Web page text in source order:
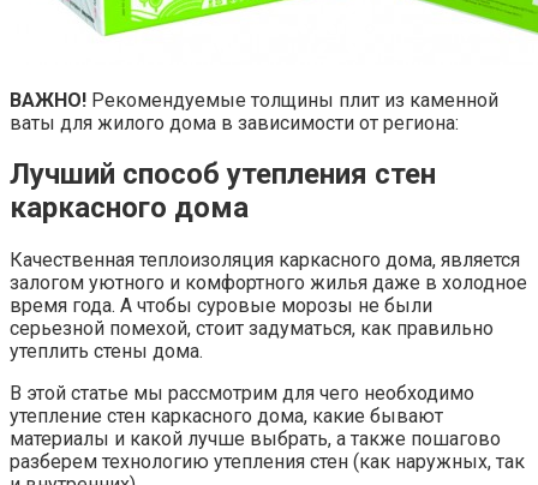
ВАЖНО! Рекомендуемые толщины плит из каменной
ваты для жилого дома в зависимости от региона:
Лучший способ утепления стен
каркасного дома
Качественная теплоизоляция каркасного дома, является
залогом уютного и комфортного жилья даже в холодное
время года. А чтобы суровые морозы не были
серьезной помехой, стоит задуматься, как правильно
утеплить стены дома.
В этой статье мы рассмотрим для чего необходимо
утепление стен каркасного дома, какие бывают
материалы и какой лучше выбрать, а также пошагово
разберем технологию утепления стен (как наружных, так